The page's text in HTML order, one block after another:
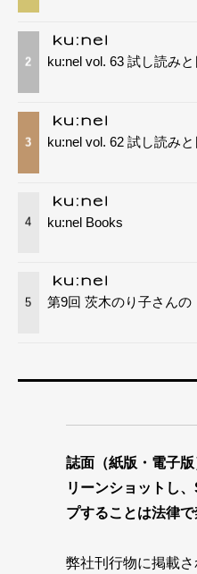
2 ku:nel vol. 63 試し読みと
3 ku:nel vol. 62 試し読みと
4 ku:nel Books
5 第9回 茨木のり子さんの
誌面（紙版・電子
リーンショットし
プすることは法律で
弊社刊行物に掲載